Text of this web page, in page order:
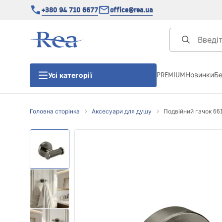
+380 94 710 6677 office@rea.ua
Усі категорії
Душові двері
Душові піддони
Душові лінійні зливи
PREMIUMНовинки
Головна сторінка Аксесуари для душу Подвійний гачок